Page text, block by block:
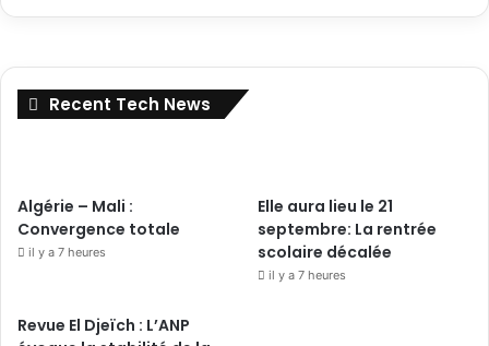
Recent Tech News
Algérie – Mali :
Convergence totale
il y a 7 heures
Elle aura lieu le 21
septembre: La rentrée
scolaire décalée
il y a 7 heures
Revue El Djeïch : L’ANP